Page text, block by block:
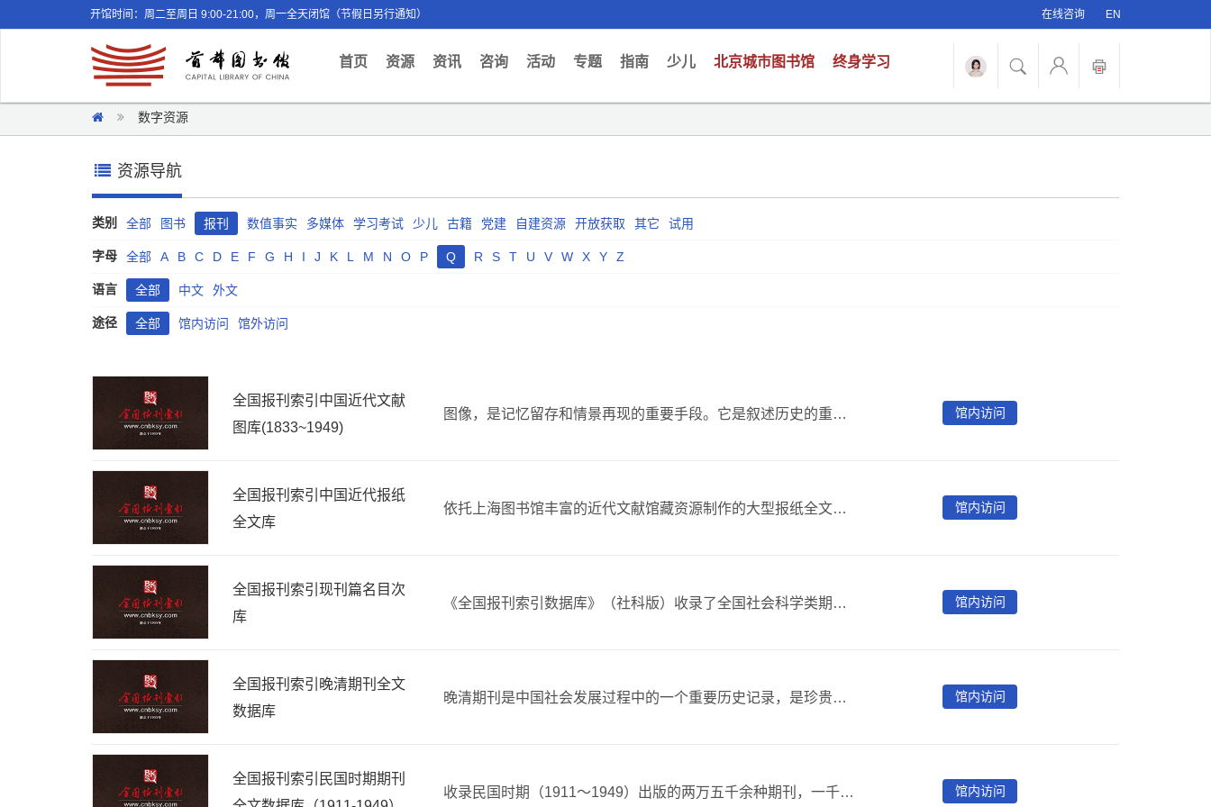
开馆时间：周二至周日 9:00-21:00，周一全天闭馆（节假日另行通知） 在线咨询 EN
首页(current)
资源 资讯 咨询 活动 专题 指南 少儿 北京城市图书馆 终身学习
数字资源
资源导航
类别 全部 图书 报刊 数值事实 多媒体 学习考试 少儿 古籍 党建 自建资源 开放获取 其它 试用
字母 全部 A B C D E F G H I J K L M N O P Q R S T U V W X Y Z
语言 全部 中文 外文
途径 全部 馆内访问 馆外访问
全国报刊索引中国近代文献
图库(1833~1949)
图像，是记忆留存和情景再现的重要手段。它是叙述历史的重要形式，也是解读历史的重要证据。《图述百年——中国近代文献图库》（1833～1949）是《全国报刊索引》对中国近代文献中的图片进行的深度挖掘和揭示。走进图库，海量图片冲击着眼球，生动而鲜活的历史记忆扑面而来。一幅幅主题各异的图片，恰如时间的针脚，编织百年画卷。它徐徐展开，您缓缓观赏，让历史触手可及。 馆内访问
全国报刊索引中国近代报纸
全文库
依托上海图书馆丰富的近代文献馆藏资源制作的大型报纸全文数据库，收录1850～1951百余年间的4000份中英文报纸，是对中国近代报纸全面、完整地揭示和呈现。 目前，首都图书馆已购买新闻报，小报1-7辑，大陆报，大美晚报，民国日报，北华捷报，字林西报，上海新报，沪报，汉报，消闲报。 馆内访问
全国报刊索引现刊篇名目次
库
《全国报刊索引数据库》（社科版）收录了全国社会科学类期刊6000多种，报纸200余种，基本上覆盖了全国邮发和非邮发的报刊。内容涉及马列主义、毛泽东思想、哲学、社会科学、政治、军事、经济、文化、科学、教育、体育、语言文字、文学、艺术、历史地理等各个学科。条目收录采取核心期刊全收、非核心期刊选收的原则，现年更新量约20余万条，为目前国内特大型文献数据库之一。 馆内访问
全国报刊索引晚清期刊全文
数据库
晚清期刊是中国社会发展过程中的一个重要历史记录，是珍贵的文化遗产之一。该库收录了1833-1910年间302种期刊，几乎囊括了当时出版的所有期刊，拥有众多“期刊之最”，用户可从标题、作者、刊名等途径对28万余篇文章进行检索并浏览。 馆内访问
全国报刊索引民国时期期刊
收录民国时期（1911～1949）出版的两万五千余种期刊，一千余万篇文献，内容集中反映这一时期的政治、军事、外交、经济、教育、思想文化、宗教等各方面的情况。 馆内访问